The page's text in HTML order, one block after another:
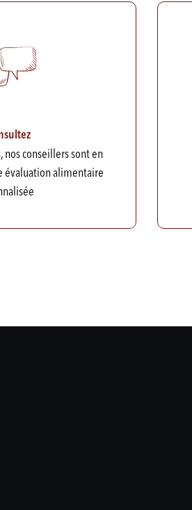
nos conseillers sont en
évaluation alimentaire